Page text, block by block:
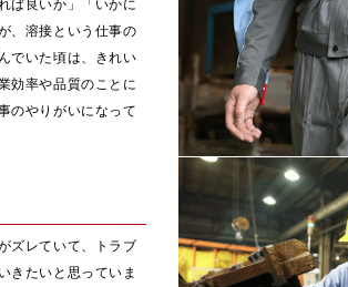
ば良いか」「いかに
、溶接という仕事の
でいた頃は、きれい
効率や品質のことに
のやりがいになって
ズレていて、トラブ
きたいと思っていま